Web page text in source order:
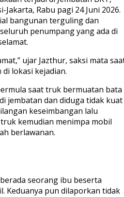
Rabu pagi 24 Juni 2026.
bangunan terguling dan
penumpang yang ada di
ujar Jazthur, saksi mata
lokasi kejadian.
saat truk bermuatan bata
jembatan dan diduga tidak kuat
keseimbangan lalu
kemudian menimpa mobil
berlawanan.
seorang ibu beserta
Keduanya pun dilaporkan tidak